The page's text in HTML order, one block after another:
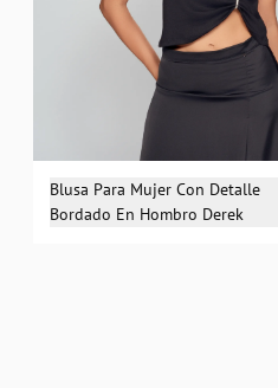
Selecciona una talla
XS S
Blusa Para Mujer Con Detalle
Bordado En Hombro Derek